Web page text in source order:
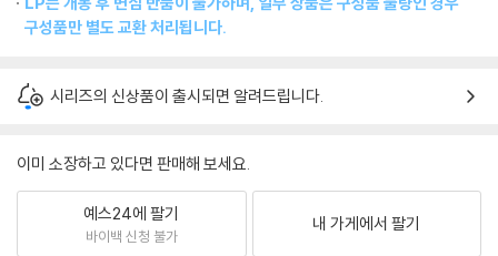
구성품만 별도 교환 처리됩니다.
시리즈의 신상품이 출시되면 알려드립니다.
이미 소장하고 있다면 판매해 보세요.
예스24에 팔기
바이백 신청 불가
내 가게에서 팔기